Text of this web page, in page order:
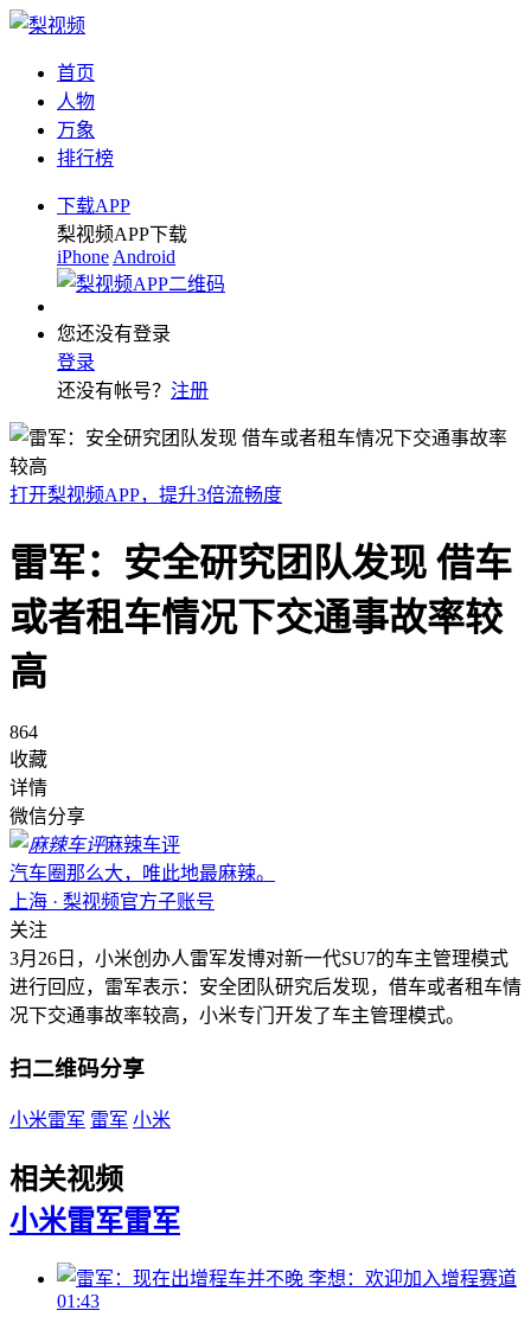
首页
人物
万象
排行榜
下载APP
梨视频APP下载
iPhone Android
您还没有登录
登录
还没有帐号？ 注册
打开梨视频APP，提升3倍流畅度
雷军：安全研究团队发现 借车
或者租车情况下交通事故率较
高
864
收藏
详情
微信分享
麻辣车评
汽车圈那么大，唯此地最麻辣。
上海 · 梨视频官方子账号
关注
3月26日，小米创办人雷军发博对新一代SU7的车主管理模式
进行回应，雷军表示：安全团队研究后发现，借车或者租车情
况下交通事故率较高，小米专门开发了车主管理模式。
扫二维码分享
小米雷军 雷军 小米
相关视频
小米雷军雷军
01:43